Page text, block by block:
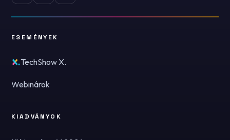
ESEMÉNYEK
TechShow X.
Webinárok
KIADVÁNYOK